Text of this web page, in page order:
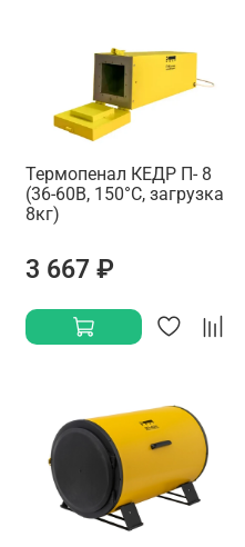
Термопенал КЕДР П- 8
(36-60В, 150°C, загрузка
8кг)
3 667 ₽